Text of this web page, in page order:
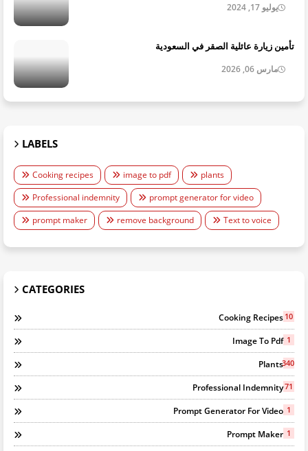
يوليو 17, 2024
تأمين زيارة عائلية الصقر في السعودية
مارس 06, 2026
LABELS
Cooking recipes image to pdf
plants
Professional indemnity
prompt generator for video
prompt maker
remove background Text to voice
CATEGORIES
Cooking Recipes 10
Image To Pdf 1
Plants340
Professional Indemnity71
Prompt Generator For Video 1
Prompt Maker 1